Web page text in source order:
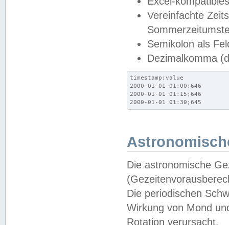
Vereinfachte
Semikolon als
Dezimalkomma
timestamp;value
2000-01-01 01:00;646
2000-01-01 01:15;646
2000-01-01 01:30;645
Die astronomische
Die periodischen
Wirkung von Mond
Rotation verursacht.